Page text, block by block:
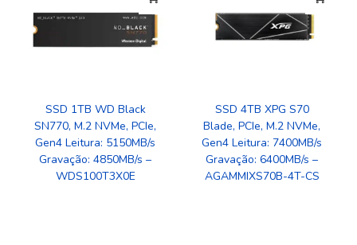
SSD 1TB WD Black
SN770, M.2 NVMe, PCIe,
Gen4 Leitura: 5150MB/s
Gravação: 4850MB/s –
WDS100T3X0E
SSD 4TB XPG S70
Blade, PCIe, M.2 NVMe,
Gen4 Leitura: 7400MB/s
Gravação: 6400MB/s –
AGAMMIXS70B-4T-CS